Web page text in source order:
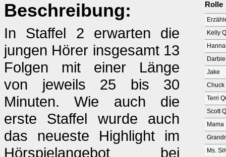
Beschreibung:
In Staffel 2 erwarten die
jungen Hörer insgesamt 13
Folgen mit einer Länge
von jeweils 25 bis 30
Minuten. Wie auch die
erste Staffel wurde auch
das neueste Highlight im
Hörspielangebot bei
Rolle
Kelly
Darbie
Jake
Chuck
Terri
Scott
Mama
Ms.